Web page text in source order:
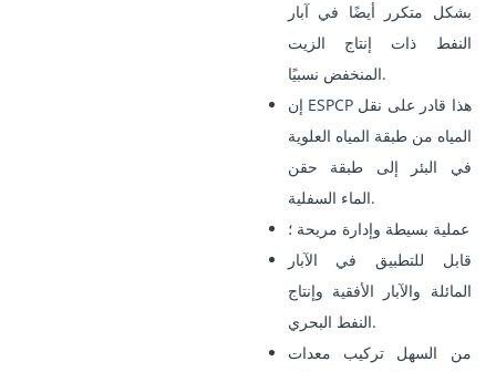
بشكل متكرر أيضًا في آبار
النفط ذات إنتاج الزيت
المنخفض نسبيًا.
إن ESPCP هذا قادر على نقل
المياه من طبقة المياه العلوية
في البئر إلى طبقة حقن
الماء السفلية.
عملية بسيطة وإدارة مريحة ؛
قابل للتطبيق في الآبار
المائلة والآبار الأفقية وإنتاج
النفط البحري.
من السهل تركيب معدات